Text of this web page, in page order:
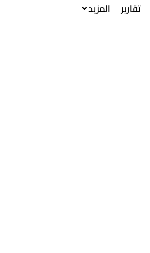
تقارير المزيد